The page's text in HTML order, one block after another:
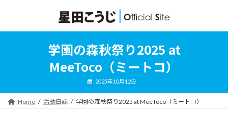
ン
ー
学園の森秋祭り2025 at
MeeToco（ミートコ）
2025年10月12日
Home 活動日誌 学園の森秋祭り2025 at MeeToco（ミートコ）